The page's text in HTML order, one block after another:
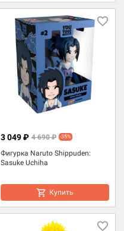
Фигурка Naruto Shippuden:
Sasuke Uchiha
3 049 ₽ 4 690 ₽ -35%
Купить